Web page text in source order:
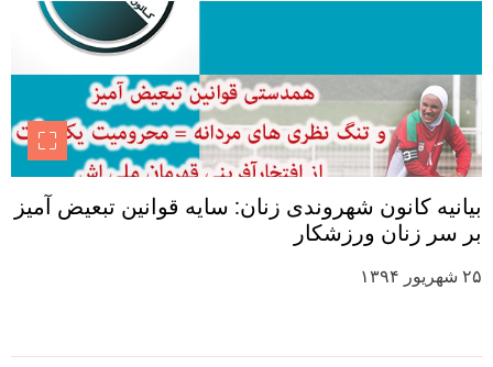
بیانیه کانون شهروندی زنان: سایه قوانین تبعیض آمیز
بر سر زنان ورزشکار
۲۵ شهریور ۱۳۹۴